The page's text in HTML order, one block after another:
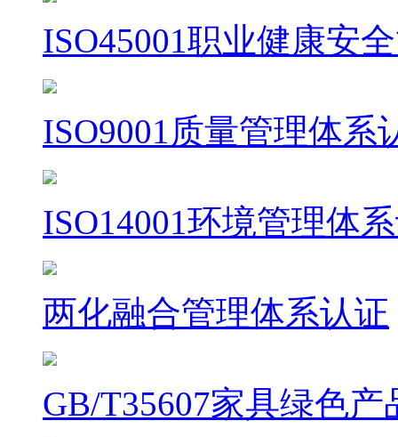
ISO45001职业健康安
ISO9001质量管理体系
ISO14001环境管理体
两化融合管理体系认证
GB/T35607家具绿色产